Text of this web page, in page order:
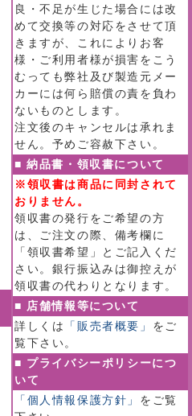
良・不足が生じた場合には改
めて交換等の対応をさせて頂
きますが、これによりお客
様・ご利用者様が損害をこう
むっても弊社及び製造元メー
カーには何ら賠償の責を負わ
ないものとします。
注文後のキャンセルは承れま
せん。予めご容赦下さい。
■ 納品書・領収書について
※領収書は商品に同封されて
おりません。
領収書の発行をご希望の方
は、ご注文の際、備考欄に
「領収書希望」とご記入くだ
さい。銀行振込みは御控えが
領収書の代わりとなります。
■ 店舗情報等について
詳しくは
「販売者概要」 をご
覧下さい。
■ プライバシーポリシーにつ
いて
「個人情報保護方針」 をご覧